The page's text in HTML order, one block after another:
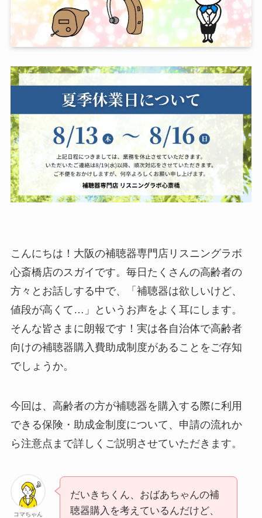
こんにちは！大阪の補聴器専門店リスニングラボ
心斎橋店のスガイです。毎日たくさんの高齢者の
方々とお話しする中で、「補聴器は欲しいけど、
値段が高くて…」というお声をよく耳にします。
そんな皆さまに朗報です！実は各自治体で高齢者
向けの補聴器購入費助成制度があることをご存知
でしょうか。
今回は、高齢者の方が補聴器を購入する際に利用
できる保険・助成金制度について、申請の流れか
ら注意点まで詳しくご説明させていただきます。
コマちゃん
だいきちくん、おばあちゃんの補
聴器購入を考えているんだけど、